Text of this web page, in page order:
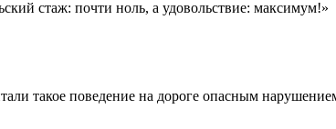
стаж: почти ноль, а удовольствие: максимум!»
такое поведение на дороге опасным